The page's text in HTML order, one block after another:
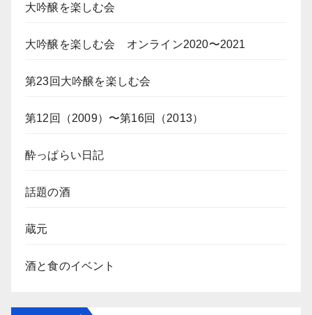
大吟醸を楽しむ会
大吟醸を楽しむ会 オンライン2020〜2021
第23回大吟醸を楽しむ会
第12回（2009）〜第16回（2013）
酔っぱらい日記
話題の酒
蔵元
酒と食のイベント